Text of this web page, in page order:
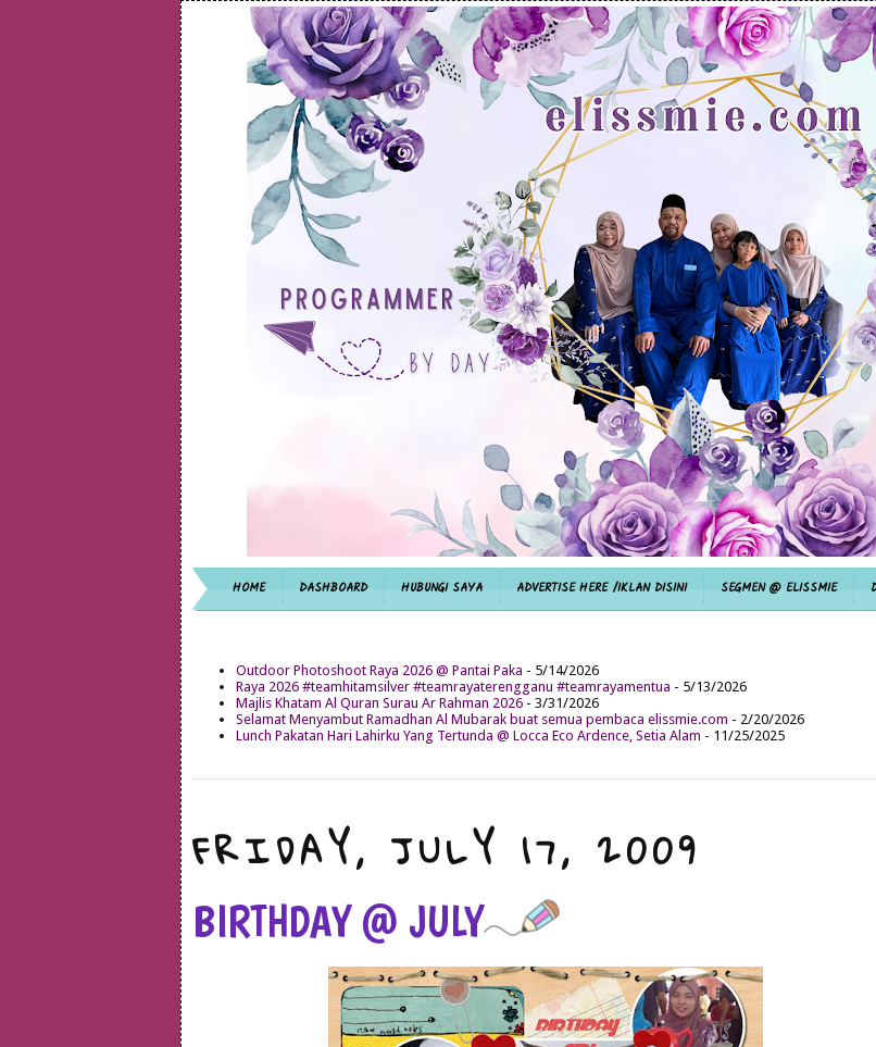
HOME DASHBOARD HUBUNGI SAYA ADVERTISE HERE /IKLAN DISINI SEGMEN @ ELISSMIE
Outdoor Photoshoot Raya 2026 @ Pantai Paka - 5/14/2026
Raya 2026 #teamhitamsilver #teamrayaterengganu #teamrayamentua - 5/13/2026
Majlis Khatam Al Quran Surau Ar Rahman 2026 - 3/31/2026
Selamat Menyambut Ramadhan Al Mubarak buat semua pembaca elissmie.com - 2/20/2026
Lunch Pakatan Hari Lahirku Yang Tertunda @ Locca Eco Ardence, Setia Alam - 11/25/2025
FRIDAY, JULY 17, 2009
BIRTHDAY @ JULY